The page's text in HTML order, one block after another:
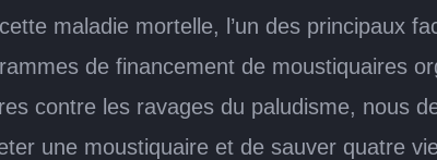
maladie mortelle, l’un des principaux
de financement de moustiquaires
contre les ravages du paludisme, nous
une moustiquaire et de sauver quatre